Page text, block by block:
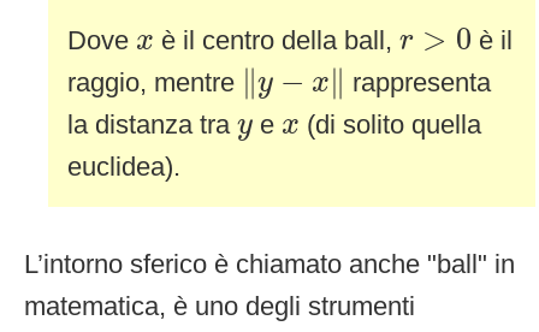
Dove x
x è il centro della ball, r > 0
r>0
è il
raggio, mentre ∥y − x∥
‖y− ‖
rappresenta
la distanza tra y
y e x
x (di solito quella
euclidea).
L’intorno sferico è chiamato anche "ball" in
matematica, è uno degli strumenti